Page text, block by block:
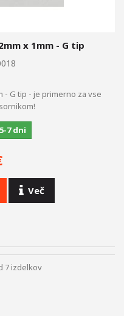
x 1mm - G tip
- G tip - je primerno za vse
7 dni
Več
7 izdelkov